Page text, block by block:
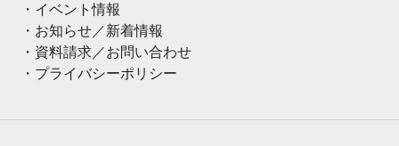
イベント情報
お知らせ／新着情報
資料請求／お問い合わせ
プライバシーポリシー